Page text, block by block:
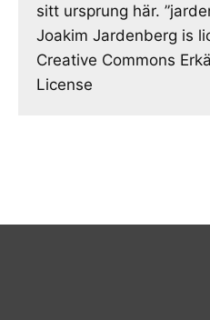
sitt ursprung här.
Joakim Jardenberg is
Creative Commons
License